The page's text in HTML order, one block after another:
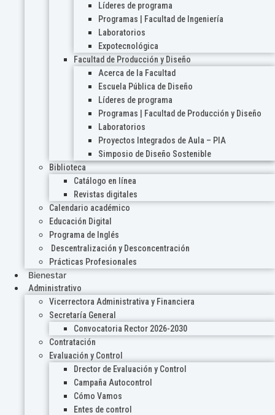
Líderes de programa
Programas | Facultad de Ingeniería
Laboratorios
Expotecnológica
Facultad de Producción y Diseño
Acerca de la Facultad
Escuela Pública de Diseño
Líderes de programa
Programas | Facultad de Producción y Diseño
Laboratorios
Proyectos Integrados de Aula – PIA
Simposio de Diseño Sostenible
Biblioteca
Catálogo en línea
Revistas digitales
Calendario académico
Educación Digital
Programa de Inglés
Descentralización y Desconcentración
Prácticas Profesionales
Bienestar
Administrativo
Vicerrectora Administrativa y Financiera
Secretaría General
Convocatoria Rector 2026-2030
Contratación
Evaluación y Control
Drector de Evaluación y Control
Campaña Autocontrol
Cómo Vamos
Entes de control